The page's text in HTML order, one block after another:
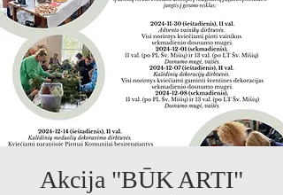
Akcija "BŪK ARTI"